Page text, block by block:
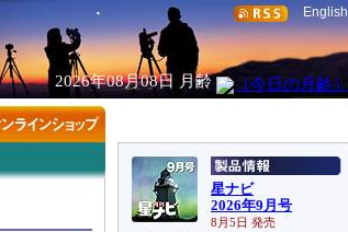
English
2026年08月08日 月齢
星ナビ
2026年9月号
8月5日 発売